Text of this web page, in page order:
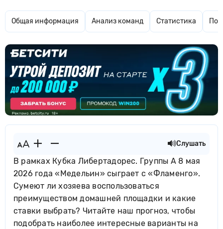
Общая информация Анализ команд Статистика
Слушать
В рамках Кубка Либертадорес. Группы A 8 мая
2026 года «Медельин» сыграет с «Фламенго».
Сумеют ли хозяева воспользоваться
преимуществом домашней площадки и какие
ставки выбрать? Читайте наш прогноз, чтобы
подобрать наиболее интересные варианты на